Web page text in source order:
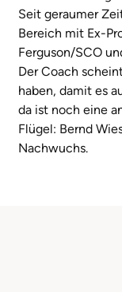
Seit geraumer
Bereich mit Ex-
Ferguson/SCO
Der Coach
haben, damit es
da ist noch eine
Flügel: Bernd
Nachwuchs.